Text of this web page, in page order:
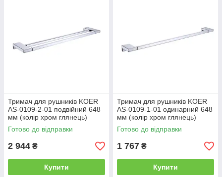
Тримач для рушників KOER
AS-0109-2-01 подвійний 648
мм (колір хром глянець)
(KR6190)
Готово до відправки
2 944 ₴
Купити
Тримач для рушників KOER
AS-0109-1-01 одинарний 648
мм (колір хром глянець)
(KR6189)
Готово до відправки
1 767 ₴
Купити